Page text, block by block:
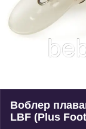
Воблер
LBF (Plus